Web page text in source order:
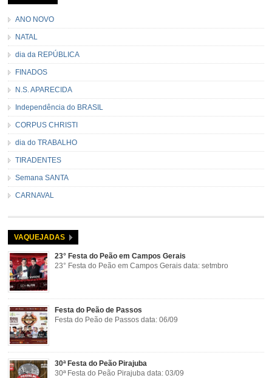
ANO NOVO
NATAL
dia da REPÚBLICA
FINADOS
N.S. APARECIDA
Independência do BRASIL
CORPUS CHRISTI
dia do TRABALHO
TIRADENTES
Semana SANTA
CARNAVAL
VAQUEJADAS
23° Festa do Peão em Campos Gerais
23° Festa do Peão em Campos Gerais data: setmbro
Festa do Peão de Passos
Festa do Peão de Passos data: 06/09
30ª Festa do Peão Pirajuba
30ª Festa do Peão Pirajuba data: 03/09